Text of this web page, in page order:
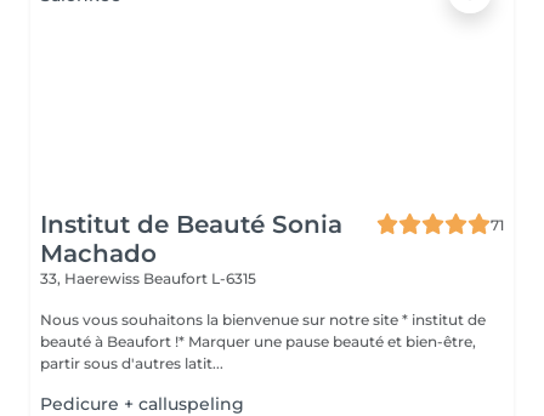
Institut de Beauté Sonia
Machado
71
33, Haerewiss Beaufort L-6315
Nous vous souhaitons la bienvenue sur notre site * institut de
beauté à Beaufort !* Marquer une pause beauté et bien-être,
partir sous d'autres latit...
Pedicure + calluspeling